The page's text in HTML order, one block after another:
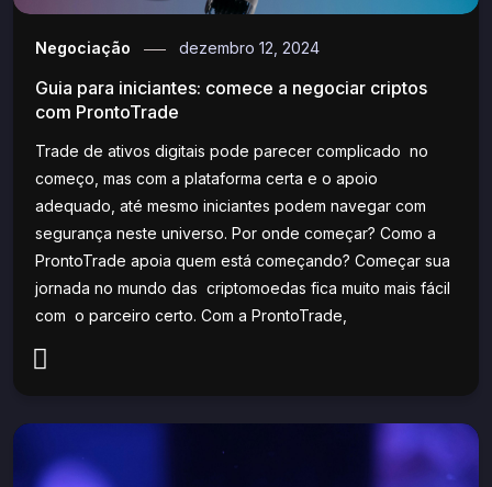
Negociação dezembro 12, 2024
Guia para iniciantes: comece a negociar criptos
com ProntoTrade
Trade de ativos digitais pode parecer complicado no
começo, mas com a plataforma certa e o apoio
adequado, até mesmo iniciantes podem navegar com
segurança neste universo. Por onde começar? Como a
ProntoTrade apoia quem está começando? Começar sua
jornada no mundo das criptomoedas fica muito mais fácil
com o parceiro certo. Com a ProntoTrade,